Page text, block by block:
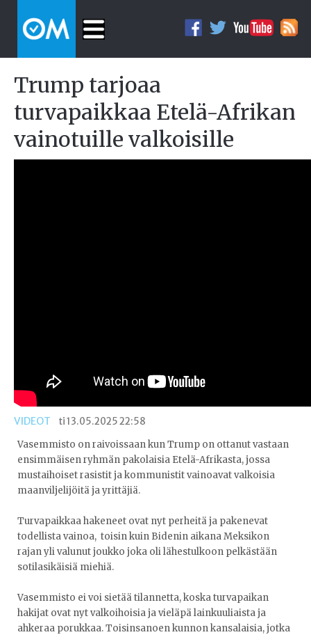
Trump tarjoaa
turvapaikkaa Etelä-Afrikan
vainotuille valkoisille
VIDEOT
ti 13.05.2025 22:58
Vasemmisto on raivoissaan kun Trump on ottanut vastaan
ensimmäisen ryhmän pakolaisia Etelä-Afrikasta, jossa
mustaihoiset rasistit ja kommunistit vainoavat valkoisia
maanviljelijöitä ja yrittäjiä.
Turvapaikkaa hakeneet ovat nyt perheitä ja pakenevat
todellista vainoa, toisin kuin Bidenin aikana Meksikon
rajan yli valunut joukko joka oli lähestulkoon pelkästään
sotilasikäisiä miehiä.
Vasemmisto ei voi sietää tilannetta, koska turvapaikan
hakijat ovat nyt valkoihoisia ja vieläpä lainkuuliaista ja
ahkeraa porukkaa. Toisinsanoen kunnon kansalaisia, jotka